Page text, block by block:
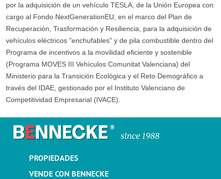
por la adquisición de un vehículo TESLA, de la Unión Europea con
cargo al Fondo NextGenerationEU, en el marco del Plan de
Recuperación, Trasformación y Resiliencia, para la adquisición de
vehículos eléctricos "enchufables" y de pila combustible dentro del
Programa de incentivos a la movilidad eficiente y sostenible
(Programa MOVES III Vehículos Comunitat Valenciana) del
Ministerio para la Transición Ecológica y el Reto Demográfico a
través del IDAE, gestionado por el Instituto Valenciano de
Competitividad Empresarial (IVACE).
PROPIEDADES
VENDE CON BENNECKE